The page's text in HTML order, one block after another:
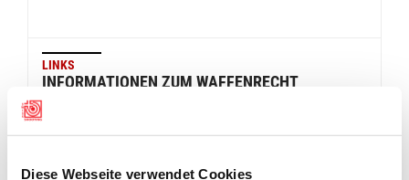
Diese Webseite verwendet Cookies
LINKS
INFORMATIONEN ZUM WAFFENRECHT
Häufige Fragen zum Waffenrecht (Fedpol)